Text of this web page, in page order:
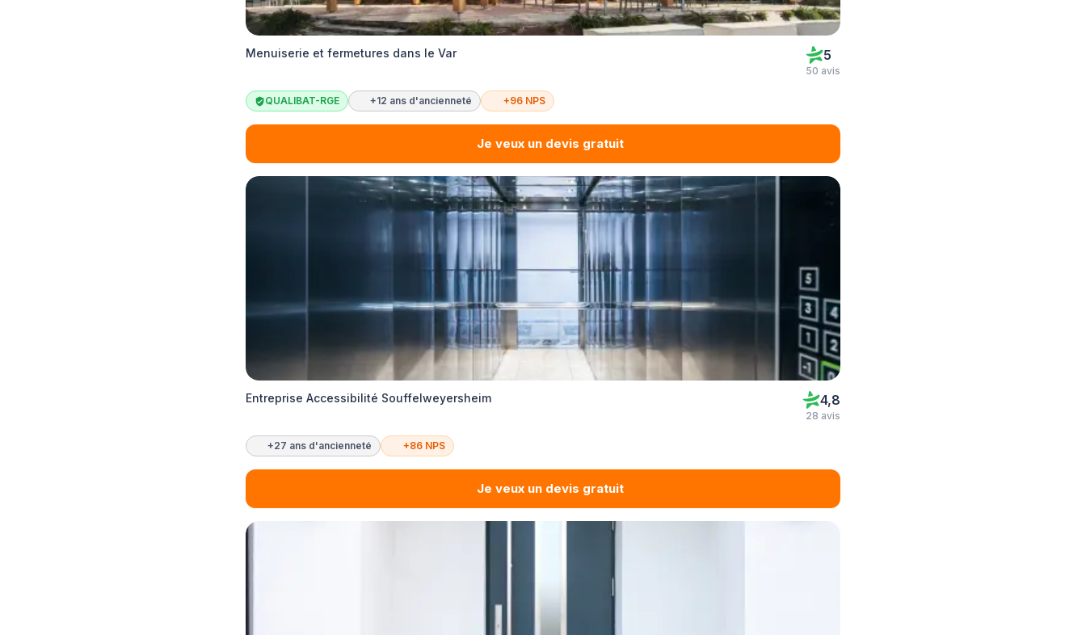
Menuiserie et fermetures dans le Var 5
50 avis
QUALIBAT-RGE +12 ans d'ancienneté +96 NPS
Je veux un devis gratuit
Entreprise Accessibilité Souffelweyersheim 4,8
28 avis
+27 ans d'ancienneté +86 NPS
Je veux un devis gratuit